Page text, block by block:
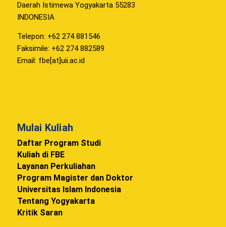
Daerah Istimewa Yogyakarta 55283
INDONESIA
Telepon: +62 274 881546
Faksimile: +62 274 882589
Email: fbe[at]uii.ac.id
Mulai Kuliah
Daftar Program Studi
Kuliah di FBE
Layanan Perkuliahan
Program Magister dan Doktor
Universitas Islam Indonesia
Tentang Yogyakarta
Kritik Saran